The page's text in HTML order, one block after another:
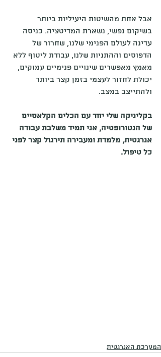
אבל אחת מהשיטות היעיליות ביותר
בשיקום נפשי, נשארת המדיטציה. כניסה
עדינה לעולם הפנימי שלנו, שחרור של
הדפוסים וההתניות שלנו, עבודת ליטוף ללא
מאמץ מאפשרים שינויים פנימיים עמוקים,
יכולת לחזור לעצמי בזמן קצר ביותר
ולהתייצב במצב.
בקליניקה שלי יחד עם הכלים הקלאסיים
של הנטורופטיה, אני תמיד משלבת עבודה
אנרגטית, מלמדת ומעבירה תירגול קצר לפני
כל טיפול.
המערכת האנרגטית